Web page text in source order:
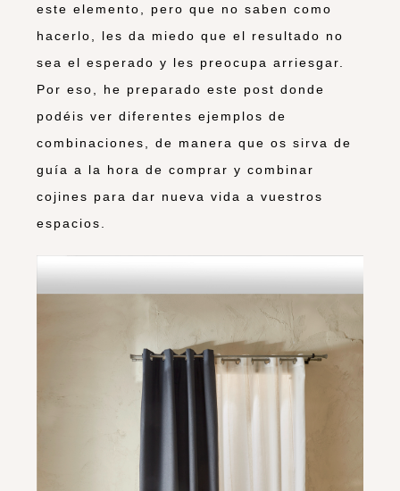
este elemento, pero que no saben como
hacerlo, les da miedo que el resultado no
sea el esperado y les preocupa arriesgar.
Por eso, he preparado este post donde
podéis ver diferentes ejemplos de
combinaciones, de manera que os sirva de
guía a la hora de comprar y combinar
cojines para dar nueva vida a vuestros
espacios.